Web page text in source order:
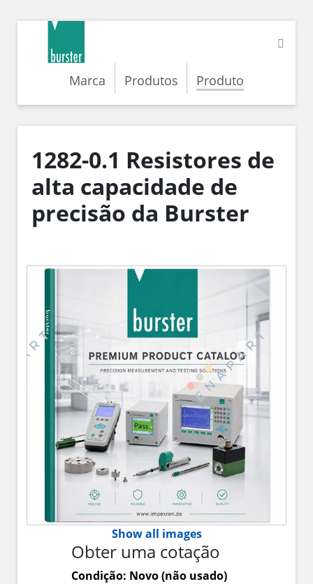
Marca Produtos Produto
1282-0.1 Resistores de
alta capacidade de
precisão da Burster
Show all images
Obter uma cotação
Condição: Novo (não usado)